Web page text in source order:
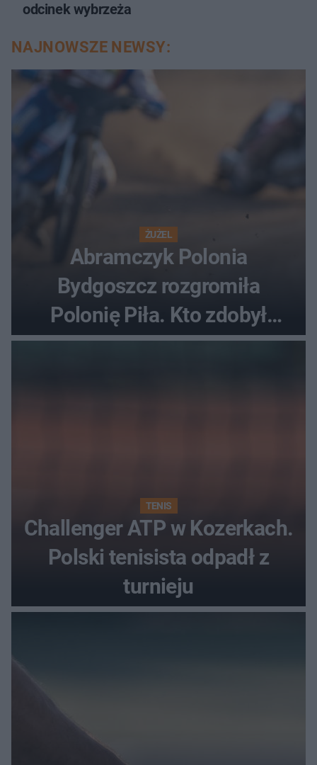
odcinek wybrzeża
NAJNOWSZE NEWSY:
ŻUŻEL
Abramczyk Polonia
Bydgoszcz rozgromiła
Polonię Piła. Kto zdobył
najwięcej punktów?
TENIS
Challenger ATP w Kozerkach.
Polski tenisista odpadł z
turnieju